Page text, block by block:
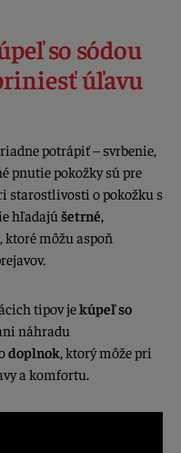
so sódou
úľavu
potrápiť – svrbenie,
pnutie pokožky sú pre
starostlivosti o pokožku s
hľadajúšetrné,
, ktoré môžu aspoň
tipov jekúpeľ so
náhradu
doplnok, ktorý môže pri
a komfortu.